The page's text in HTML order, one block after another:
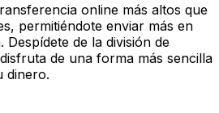
online más altos que
permitiéndote enviar más en
de la división de
de una forma más sencilla
dinero.